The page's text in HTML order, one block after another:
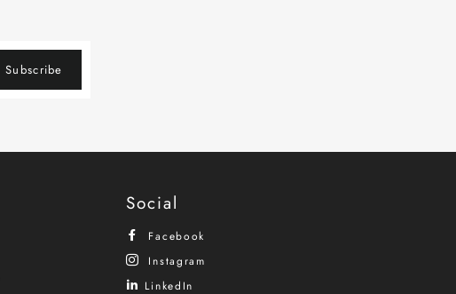
Subscribe
Social
Facebook
Instagram
LinkedIn